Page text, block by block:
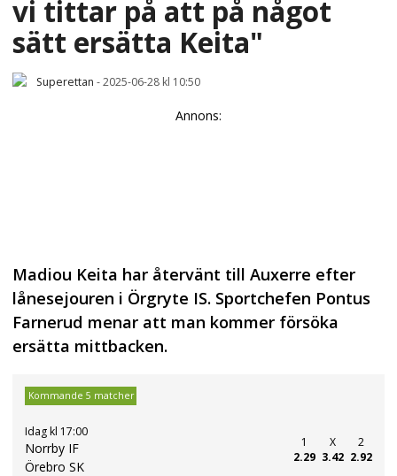
vi tittar på att på något
sätt ersätta Keita"
Superettan -2025-06-28 kl 10:50
Annons:
Madiou Keita har återvänt till Auxerre efter
lånesejouren i Örgryte IS. Sportchefen Pontus
Farnerud menar att man kommer försöka
ersätta mittbacken.
Kommande 5 matcher
Idag kl 17:00
Norrby IF
Örebro SK
1
2.29
X
3.42
2
2.92